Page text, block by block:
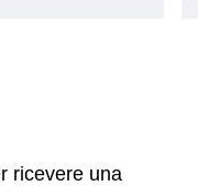
ricevere una